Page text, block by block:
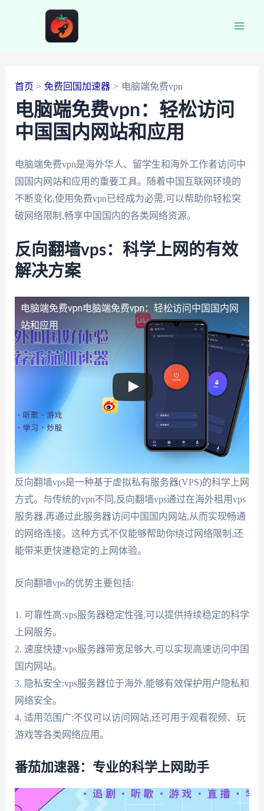
首页 免费回国加速器 电脑端免费vpn
电脑端免费vpn：轻松访问
中国国内网站和应用
电脑端免费vpn是海外华人、留学生和海外工作者访问中
国国内网站和应用的重要工具。随着中国互联网环境的
不断变化,使用免费vpn已经成为必需,可以帮助你轻松突
破网络限制,畅享中国国内的各类网络资源。
反向翻墙vps：科学上网的有效
解决方案
电脑端免费vpn电脑端免费vpn：轻松访问中国国内网
站和应用
反向翻墙vps是一种基于虚拟私有服务器(VPS)的科学上网
方式。与传统的vpn不同,反向翻墙vps通过在海外租用vps
服务器,再通过此服务器访问中国国内网站,从而实现畅通
的网络连接。这种方式不仅能够帮助你绕过网络限制,还
能带来更快速稳定的上网体验。
反向翻墙vps的优势主要包括:
1. 可靠性高:vps服务器稳定性强,可以提供持续稳定的科学
上网服务。
2. 速度快捷:vps服务器带宽足够大,可以实现高速访问中国
国内网站。
3. 隐私安全:vps服务器位于海外,能够有效保护用户隐私和
网络安全。
4. 适用范围广:不仅可以访问网站,还可用于观看视频、玩
游戏等各类网络应用。
番茄加速器：专业的科学上网助手